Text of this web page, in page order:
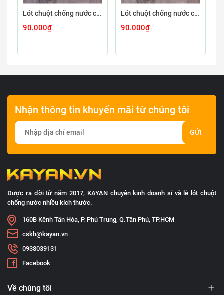
Lót chuột chống nước cỡ lớn 80x30cm dày 3mm ASTRO-03-80X30
90.000₫
Lót chuột chống nước cỡ lớn 80x30cm dày 3mm ASTRO-02-80X30
90.000₫
Nhận thông tin khuyến mãi từ chúng tôi
GỬI
Được ra đời từ năm 2017, KAYAN chuyên kinh doanh sỉ và lẻ lót chuột
chống nước nhiều kích thước.
160B Kênh Tân Hóa, P. Phú Trung, Q.Tân Phú, TP.HCM
cskh@kayan.vn
0938039131
Facebook
Về chúng tôi